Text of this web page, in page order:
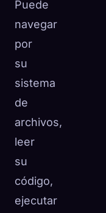
Puede
navegar
por
su
sistema
de
archivos,
leer
su
código,
ejecutar